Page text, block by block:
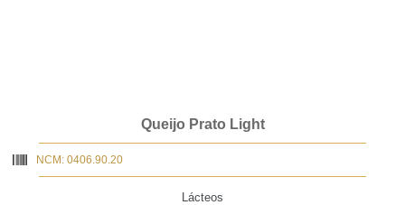
Queijo Prato Light
NCM: 0406.90.20
Lácteos